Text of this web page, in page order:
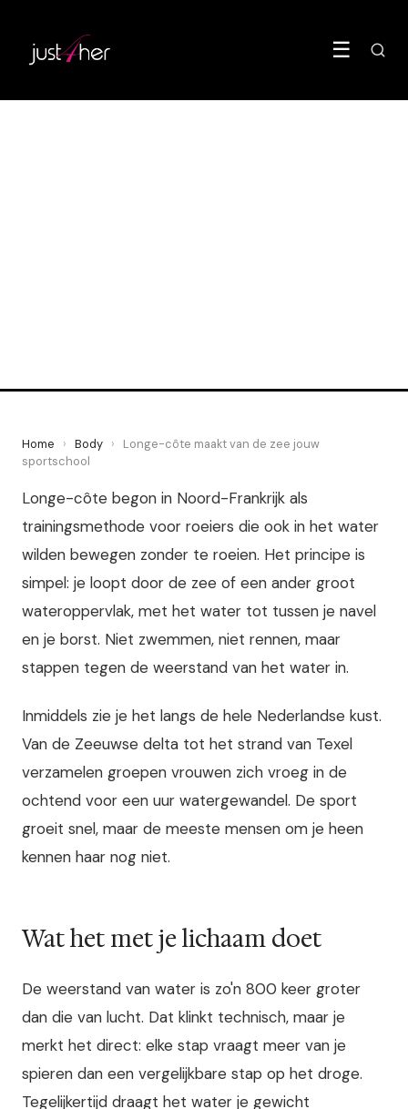
☰
Home › Body ›
Longe-côte maakt van de zee jouw
sportschool
Longe-côte begon in Noord-Frankrijk als
trainingsmethode voor roeiers die ook in het water
wilden bewegen zonder te roeien. Het principe is
simpel: je loopt door de zee of een ander groot
wateroppervlak, met het water tot tussen je navel
en je borst. Niet zwemmen, niet rennen, maar
stappen tegen de weerstand van het water in.
Inmiddels zie je het langs de hele Nederlandse kust.
Van de Zeeuwse delta tot het strand van Texel
verzamelen groepen vrouwen zich vroeg in de
ochtend voor een uur watergewandel. De sport
groeit snel, maar de meeste mensen om je heen
kennen haar nog niet.
Wat het met je lichaam doet
De weerstand van water is zo'n 800 keer groter
dan die van lucht. Dat klinkt technisch, maar je
merkt het direct: elke stap vraagt meer van je
spieren dan een vergelijkbare stap op het droge.
Tegelijkertijd draagt het water je gewicht